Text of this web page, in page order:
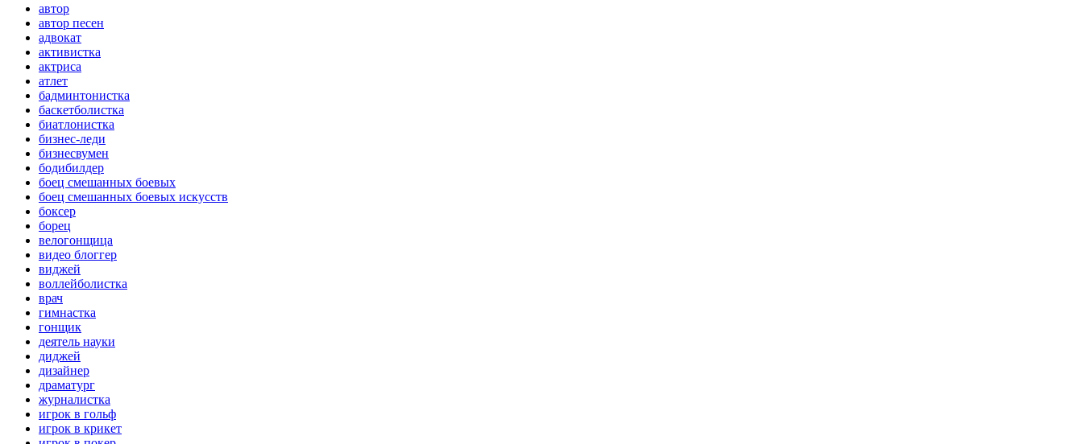
автор
автор песен
адвокат
активистка
актриса
атлет
бадминтонистка
баскетболистка
биатлонистка
бизнес-леди
бизнесвумен
бодибилдер
боец смешанных боевых
боец смешанных боевых искусств
боксер
борец
велогонщица
видео блоггер
виджей
воллейболистка
врач
гимнастка
гонщик
деятель науки
диджей
дизайнер
драматург
журналистка
игрок в гольф
игрок в крикет